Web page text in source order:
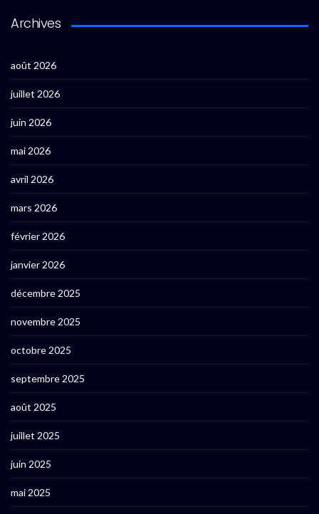
Archives
août 2026
juillet 2026
juin 2026
mai 2026
avril 2026
mars 2026
février 2026
janvier 2026
décembre 2025
novembre 2025
octobre 2025
septembre 2025
août 2025
juillet 2025
juin 2025
mai 2025